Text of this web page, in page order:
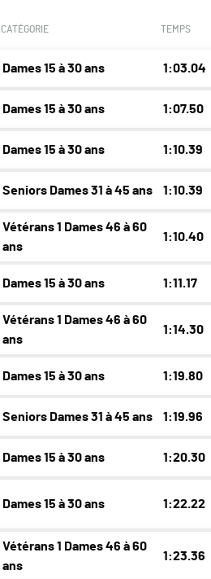
CATÉGORIE TEMPS
Dames 15 à 30 ans 1:03.04
Dames 15 à 30 ans 1:07.50
Dames 15 à 30 ans 1:10.39
Seniors Dames 31 à 45 ans 1:10.39
Vétérans 1 Dames 46 à 60
ans
1:10.40
Dames 15 à 30 ans 1:11.17
Vétérans 1 Dames 46 à 60
ans
1:14.30
Dames 15 à 30 ans 1:19.80
Seniors Dames 31 à 45 ans 1:19.96
Dames 15 à 30 ans 1:20.30
Dames 15 à 30 ans 1:22.22
Vétérans 1 Dames 46 à 60
ans
1:23.36